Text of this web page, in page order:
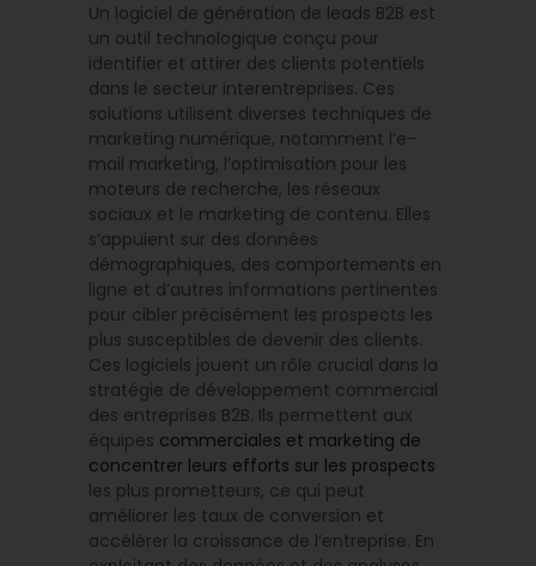
Un logiciel de génération de leads B2B est
un outil technologique conçu pour
identifier et attirer des clients potentiels
dans le secteur interentreprises. Ces
solutions utilisent diverses techniques de
marketing numérique, notamment l’e-
mail marketing, l’optimisation pour les
moteurs de recherche, les réseaux
sociaux et le marketing de contenu. Elles
s’appuient sur des données
démographiques, des comportements en
ligne et d’autres informations pertinentes
pour cibler précisément les prospects les
plus susceptibles de devenir des clients.
Ces logiciels jouent un rôle crucial dans la
stratégie de développement commercial
des entreprises B2B. Ils permettent aux
équipes commerciales et marketing de
concentrer leurs efforts sur les prospects
les plus prometteurs, ce qui peut
améliorer les taux de conversion et
accélérer la croissance de l’entreprise. En